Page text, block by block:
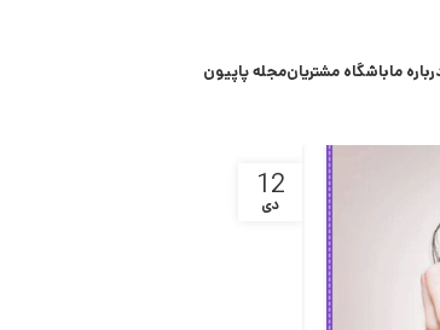
ماباشگاه مشتریانمجله پاپیون
12
دی